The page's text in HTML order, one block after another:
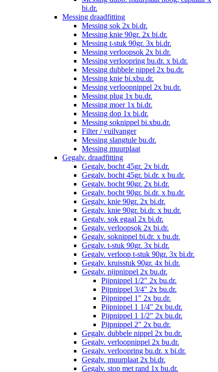
bi.dr.
Messing draadfitting
Messing sok 2x bi.dr.
Messing knie 90gr. 2x bi.dr.
Messing t-stuk 90gr. 3x bi.dr.
Messing verloopsok 2x bi.dr.
Messing verloopring bu.dr. x bi.dr.
Messing dubbele nippel 2x bu.dr.
Messing knie bi.xbu.dr.
Messing verloopnippel 2x bu.dr.
Messing plug 1x bu.dr.
Messing moer 1x bi.dr.
Messing dop 1x bi.dr.
Messing soknippel bi.xbu.dr.
Filter / vuilvanger
Messing slangtule bu.dr.
Messing muurplaat
Gegalv. draadfitting
Gegalv. bocht 45gr. 2x bi.dr.
Gegalv. bocht 45gr. bi.dr. x bu.dr.
Gegalv. bocht 90gr. 2x bi.dr.
Gegalv. bocht 90gr. bi.dr. x bu.dr.
Gegalv. knie 90gr. 2x bi.dr.
Gegalv. knie 90gr. bi.dr. x bu.dr.
Gegalv. sok egaal 2x bi.dr.
Gegalv. verloopsok 2x bi.dr.
Gegalv. soknippel bi.dr. x bu.dr.
Gegalv. t-stuk 90gr. 3x bi.dr.
Gegalv. verloop t-stuk 90gr. 3x bi.dr.
Gegalv. kruisstuk 90gr. 4x bi.dr.
Gegalv. pijpnippel 2x bu.dr.
Pijpnippel 1/2" 2x bu.dr.
Pijpnippel 3/4" 2x bu.dr.
Pijpnippel 1" 2x bu.dr.
Pijpnippel 1 1/4" 2x bu.dr.
Pijpnippel 1 1/2" 2x bu.dr.
Pijpnippel 2" 2x bu.dr.
Gegalv. dubbele nippel 2x bu.dr.
Gegalv. verloopnippel 2x bu.dr.
Gegalv. verloopring bu.dr. x bi.dr.
Gegalv. muurplaat 2x bi.dr.
Gegalv. stop met rand 1x bu.dr.